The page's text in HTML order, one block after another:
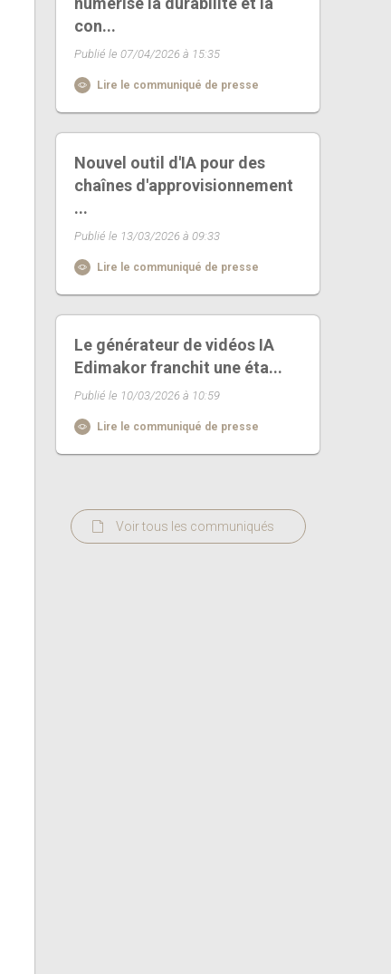
con...
Publié le 07/04/2026 à 15:35
Lire le communiqué de presse
Nouvel outil d'IA pour des
chaînes d'approvisionnement
...
Publié le 13/03/2026 à 09:33
Lire le communiqué de presse
Le générateur de vidéos IA
Edimakor franchit une éta...
Publié le 10/03/2026 à 10:59
Lire le communiqué de presse
Voir tous les communiqués